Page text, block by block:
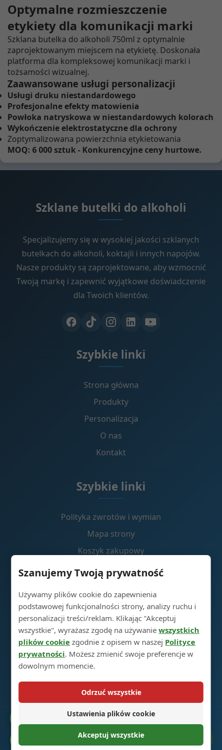
Optymalne rozmieszczenie
etykiety dla komunikacji marki
Szklana butelka do alkoholi 750ml z optymalnie
zaprojektowanym miejscem na etykietę. Doskonała
platforma dla kompleksowej komunikacji marki i
tożsamości wizualnej.
Zaawansowane usługi personalizacji
Usługi druku niestandardowego
Profesjonalne efekty matowienia
Powłoka natryskowa w niestandardowych kolorach
Wykończenie elektrostatyczne dla ochrony
Zoptymalizowana powierzchnia etykietowania
MOQ: 6 000 sztuk - Konkurencyjne ceny hurtowe.
Preferencje dotyczące plików cookie
Szanujemy Twoją prywatność
Używamy plików cookie do zapewnienia
podstawowej funkcjonalności strony, analizy ruchu i
personalizacji treści/reklam. Klikając "Akceptuj
wszystkie", wyrażasz zgodę na używaniewszystkich
plików cookie zgodnie z opisem w naszej Polityce
prywatności. Możesz zmienić swoje preferencje w
dowolnym momencie.
Odrzuć wszystkie
Ustawienia plików cookie
Akceptuj wszystkie
Szklane butelki do alkoholi
Specjalizujemy się w wysokiej jakości szklanych
butelkach do alkoholi, koktajli i innych napojów.
Nasze produkty są zaprojektowane, aby wzmocnić
Twoją markę i zapewnić wyjątkowe doświadczenie
dla Twoich klientów.
Szybkie linki
Strona główna
Produkty
Personalizacja
O nas
Kontakt
Szybkie linki
Polityka zwrotów i wymian
Mapa strony
Koszyk zakupowy
Park przemysłowy produkcji szklanych butelek do
alkoholi, 5RD, miasto Heze, prowincja Shandong,
Chiny 274700
+86 13296308814
alex@oneglassco.com
Polityka prywatności